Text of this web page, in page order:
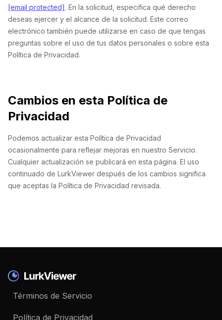
[email protected]. En la solicitud, especifica qué derecho
deseas ejercer y el alcance de la solicitud. Este correo
electrónico también puede utilizarse en caso de que tengas
preguntas sobre el uso de tus datos personales o sobre esta
Política de Privacidad.
Cambios en esta Política de
Privacidad
Podemos actualizar esta Política de Privacidad
ocasionalmente para reflejar mejoras en nuestro Servicio.
Cualquier actualización se publicará en esta página. El uso
continuado de LurkViewer después de los cambios significa
que aceptas la Política de Privacidad revisada.
Términos de Servicio
Política de Privacidad